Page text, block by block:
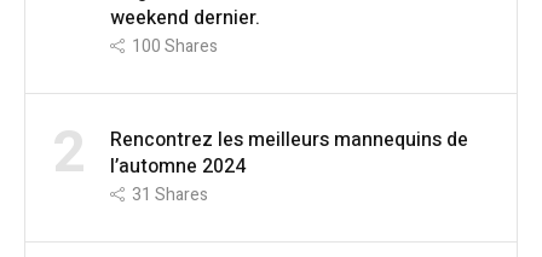
weekend dernier.
100Shares
2
Rencontrez les meilleurs mannequins de
l’automne 2024
31 Shares